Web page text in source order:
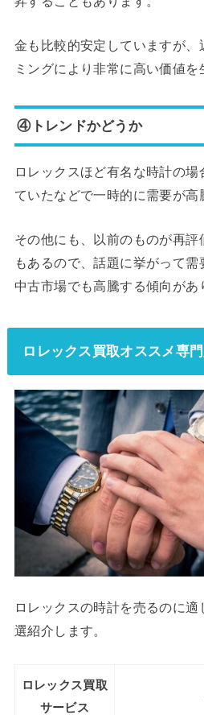
金も比較的安定していますが、
ミングにより非常に高い価値を
④トレンドかどうか
ロレックスほど有名な時計の
ていたなどで一時的に需要が高
その他にも、以前のものが再
もあるので、話題に挙がって需
中古市場でも高騰する傾向があ
ロレックス買取オススメ専
ロレックスの時計を売るのに
選紹介します。
ロレックス買取
サービス